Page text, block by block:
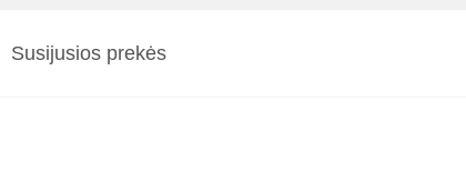
Susijusios prekės